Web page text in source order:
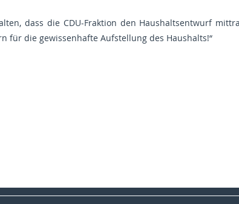
dass die CDU-Fraktion den Haushaltsentwurf
für die gewissenhafte Aufstellung des Haushalts!“